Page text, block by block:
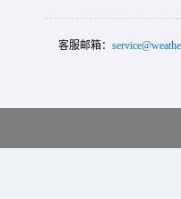
客服邮箱：